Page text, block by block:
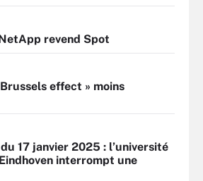
revend Spot
effect » moins
17 janvier 2025 : l’université
interrompt une